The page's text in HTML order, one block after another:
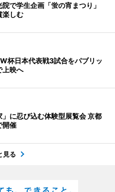
院で学生企画「蛍の宵まつり」
楽しむ
杯日本代表戦3試合をパブリッ
上映へ
」に忍び込む体験型展覧会 京都
開催
見る